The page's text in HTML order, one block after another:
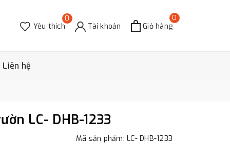
0
Yêu thích Tài khoản
0
Giỏ hàng
Liên hệ
LC- DHB-1233
Mã sản phẩm: LC- DHB-1233